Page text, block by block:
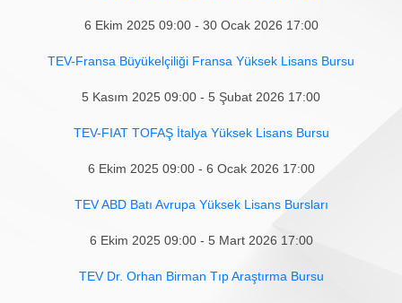
6 Ekim 2025 09:00 - 30 Ocak 2026 17:00
TEV-Fransa Büyükelçiliği Fransa Yüksek Lisans Bursu
5 Kasım 2025 09:00 - 5 Şubat 2026 17:00
TEV-FIAT TOFAŞ İtalya Yüksek Lisans Bursu
6 Ekim 2025 09:00 - 6 Ocak 2026 17:00
TEV ABD Batı Avrupa Yüksek Lisans Bursları
6 Ekim 2025 09:00 - 5 Mart 2026 17:00
TEV Dr. Orhan Birman Tıp Araştırma Bursu